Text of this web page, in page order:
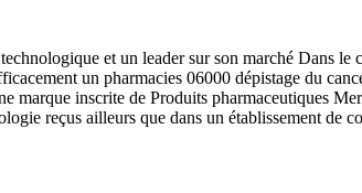
et un leader sur son marché Dans
un pharmacies 06000 dépistage du
marque inscrite de Produits pharmaceutiques
reçus ailleurs que dans un établissement de